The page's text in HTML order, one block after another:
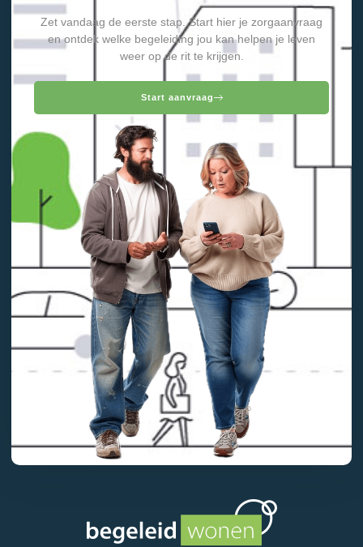
Zet vandaag de eerste stap. Start hier je zorgaanvraag
en ontdek welke begeleiding jou kan helpen je leven
weer op de rit te krijgen.
Start aanvraag